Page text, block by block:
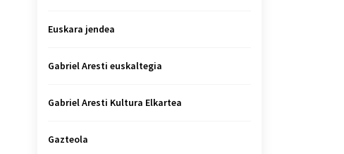
Euskara jendea
Gabriel Aresti euskaltegia
Gabriel Aresti Kultura Elkartea
Gazteola